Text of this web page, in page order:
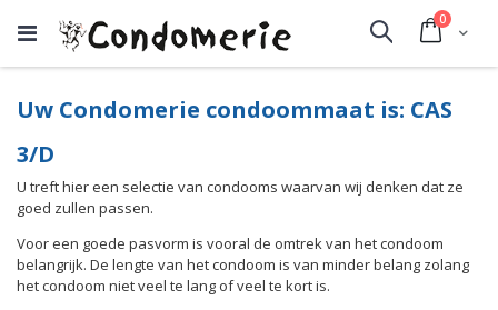
Cart
0
Search
Uw Condomerie condoommaat is: CAS
3/D
U treft hier een selectie van condooms waarvan wij denken dat ze
goed zullen passen.
Voor een goede pasvorm is vooral de omtrek van het condoom
belangrijk. De lengte van het condoom is van minder belang zolang
het condoom niet veel te lang of veel te kort is.